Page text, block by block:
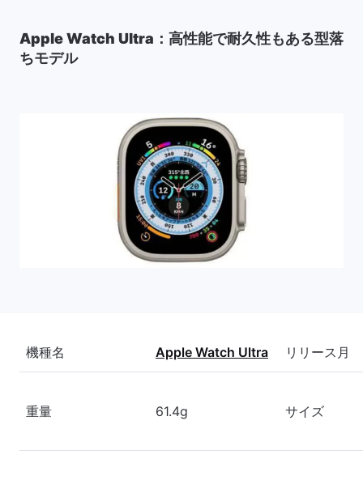
Apple Watch Ultra：高性能で耐久性もある型落
ちモデル
機種名 Apple Watch Ultra リリース月
重量 61.4g サイズ